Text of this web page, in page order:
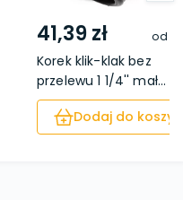
41,39 zł od
Korek klik-klak bez
przelewu 1 1/4'' mał...
Dodaj do